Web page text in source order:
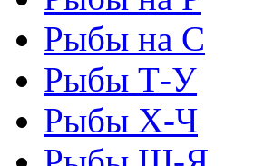
Рыбы на С
Рыбы Т-У
Рыбы Х-Ч